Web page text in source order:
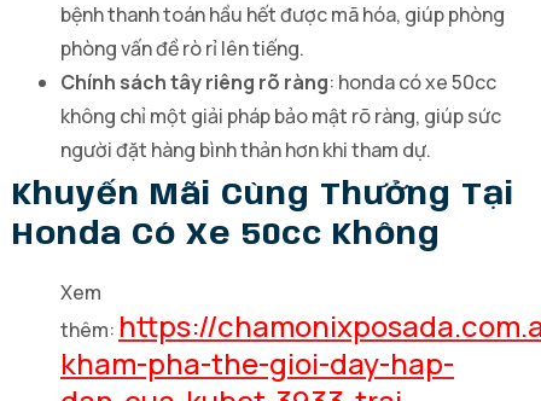
bệnh thanh toán hầu hết được mã hóa, giúp phòng
phòng vấn đề rò rỉ lên tiếng.
Chính sách tây riêng rõ ràng: honda có xe 50cc
không chỉ một giải pháp bảo mật rõ ràng, giúp sức
người đặt hàng bình thản hơn khi tham dự.
Khuyến Mãi Cùng Thưởng Tại
Honda Có Xe 50cc Không
Xem
thêm: https://
kham-pha-the-gioi-day-hap-